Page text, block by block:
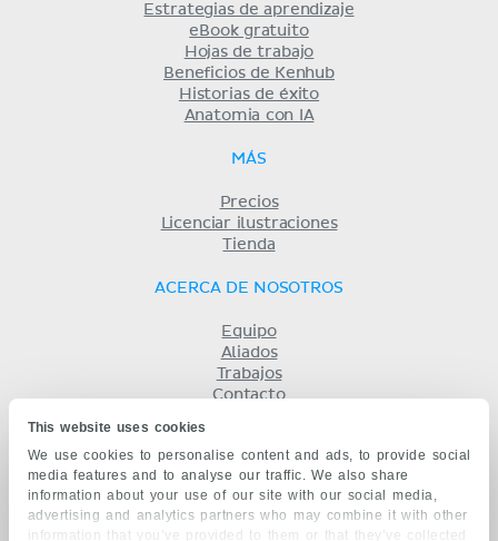
This website uses cookies
We use cookies to personalise content and ads, to provide social
media features and to analyse our traffic. We also share
information about your use of our site with our social media,
advertising and analytics partners who may combine it with other
information that you’ve provided to them or that they’ve collected
Estrategias de aprendizaje
eBook gratuito
Hojas de trabajo
Beneficios de Kenhub
Historias de éxito
Anatomia con IA
MÁS
Precios
Licenciar ilustraciones
Tienda
ACERCA DE NOSOTROS
Equipo
Aliados
Trabajos
Contacto
Términos y condiciones
Privacidad
KENHUB EN...
English